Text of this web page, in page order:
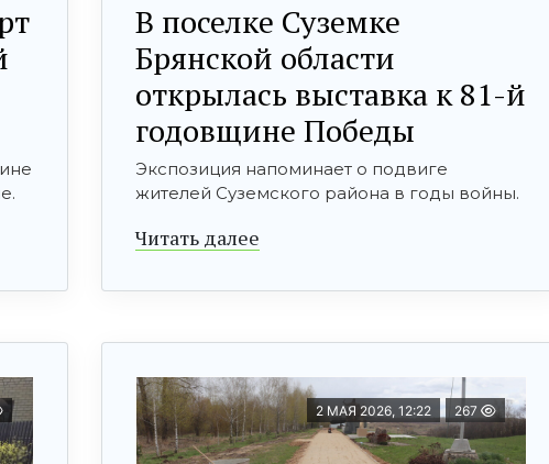
В поселке Суземке
Брянской области
открылась выставка к 81-й
годовщине Победы
Экспозиция напоминает о подвиге
жителей Суземского района в годы войны.
Читать далее
2 МАЯ 2026, 12:22 267